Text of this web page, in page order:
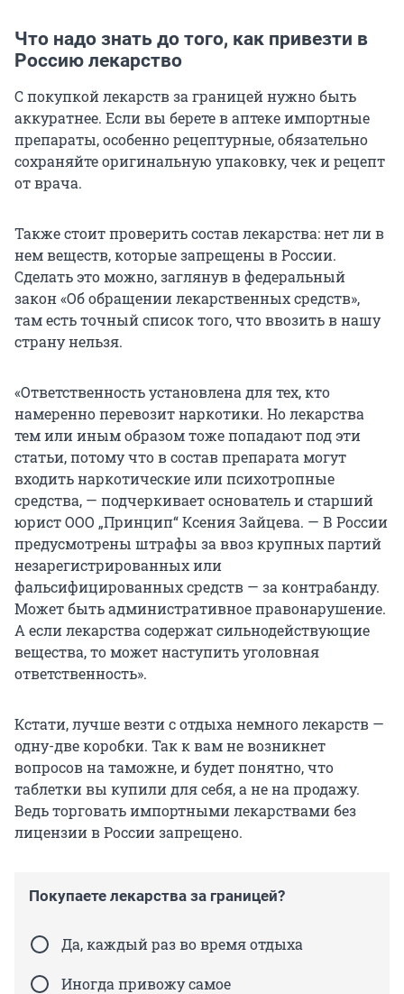
Что надо знать до того, как привезти в
Россию лекарство
С покупкой лекарств за границей нужно быть
аккуратнее. Если вы берете в аптеке импортные
препараты, особенно рецептурные, обязательно
сохраняйте оригинальную упаковку, чек и рецепт
от врача.
Также стоит проверить состав лекарства: нет ли в
нем веществ, которые запрещены в России.
Сделать это можно, заглянув в федеральный
закон «Об обращении лекарственных средств»,
там есть точный список того, что ввозить в нашу
страну нельзя.
«Ответственность установлена для тех, кто
намеренно перевозит наркотики. Но лекарства
тем или иным образом тоже попадают под эти
статьи, потому что в состав препарата могут
входить наркотические или психотропные
средства, — подчеркивает основатель и старший
юрист ООО „Принцип“ Ксения Зайцева. — В России
предусмотрены штрафы за ввоз крупных партий
незарегистрированных или
фальсифицированных средств — за контрабанду.
Может быть административное правонарушение.
А если лекарства содержат сильнодействующие
вещества, то может наступить уголовная
ответственность».
Кстати, лучше везти с отдыха немного лекарств —
одну-две коробки. Так к вам не возникнет
вопросов на таможне, и будет понятно, что
таблетки вы купили для себя, а не на продажу.
Ведь торговать импортными лекарствами без
лицензии в России запрещено.
Покупаете лекарства за границей?
Да, каждый раз во время отдыха
Иногда привожу самое